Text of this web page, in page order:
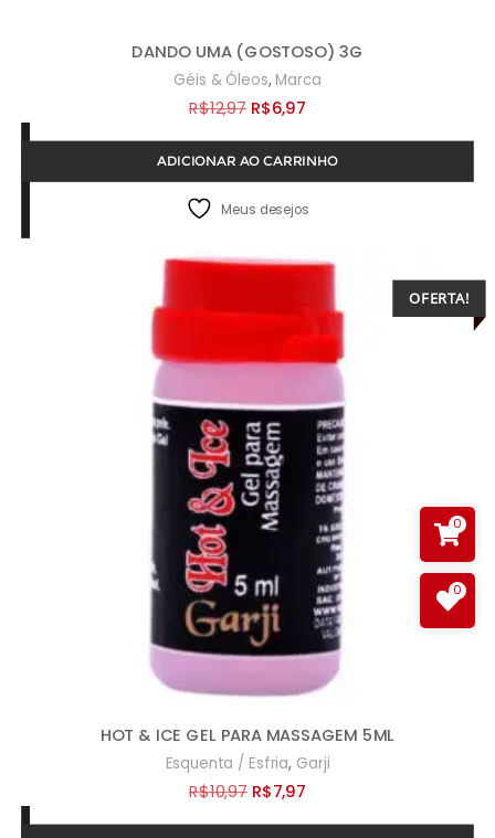
DANDO UMA (GOSTOSO) 3G
Géis & Óleos, Marca
R$12,97 O
preço
original
R$12,97.
R$6,97O
preço
atual
ADICIONAR AO CARRINHO
Meus desejos
OFERTA!
HOT & ICE GEL PARA MASSAGEM 5ML
Esquenta / Esfria, Garji
R$10,97 O
preço
R$7,97O
preço
0
0